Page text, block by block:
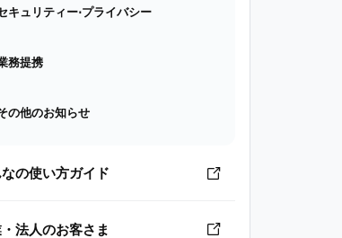
キュリティー⋅プライバシー
務提携
の他のお知らせ
の使い方ガイド
法人のお客さま